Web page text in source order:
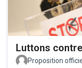
Luttons
Proposition